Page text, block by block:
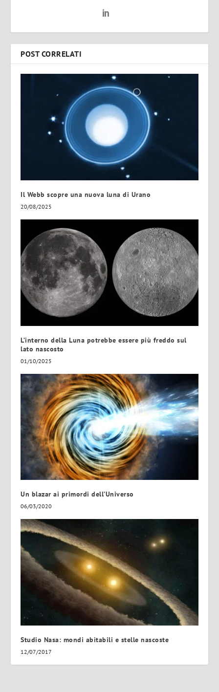
POST CORRELATI
Il Webb scopre una nuova luna di Urano
20/08/2025
L’interno della Luna potrebbe essere più freddo sul
lato nascosto
01/10/2025
Un blazar ai primordi dell’Universo
06/03/2020
Studio Nasa: mondi abitabili e stelle nascoste
12/07/2017